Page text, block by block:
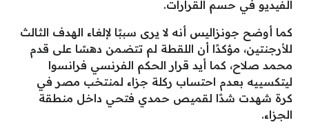
الفيديو في حسم القرارات.
كما أوضح جونزاليس أنه لا يرى سببًا لإلغاء الهدف الثالث
للأرجنتين، مؤكدًا أن اللقطة لم تتضمن دهسًا على قدم
محمد صلاح، كما أيد قرار الحكم الفرنسي فرانسوا
ليتكسييه بعدم احتساب ركلة جزاء لمنتخب مصر في
كرة شهدت شدًا لقميص حمدي فتحي داخل منطقة
الجزاء.